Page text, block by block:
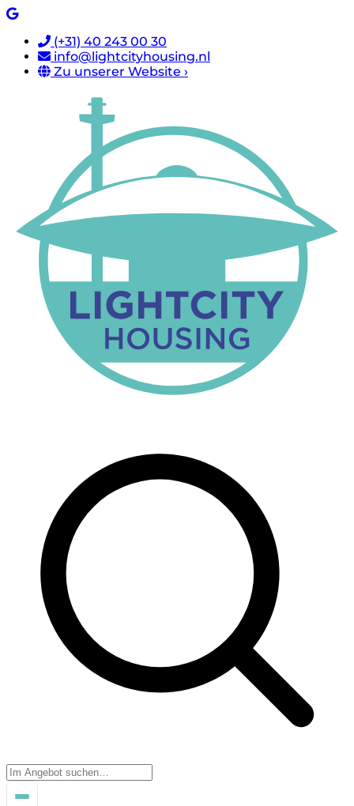
(+31) 40 243 00 30
info@lightcityhousing.nl
Zu unserer Website ›